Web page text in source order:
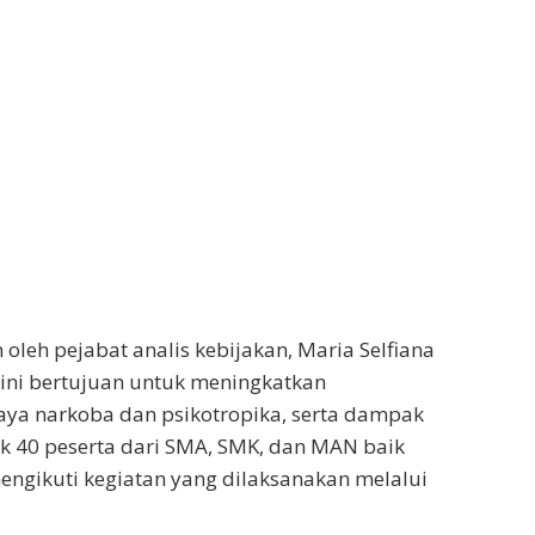
pejabat analis kebijakan, Maria Selfiana
bertujuan untuk meningkatkan
narkoba dan psikotropika, serta dampak
peserta dari SMA, SMK, dan MAN baik
kegiatan yang dilaksanakan melalui